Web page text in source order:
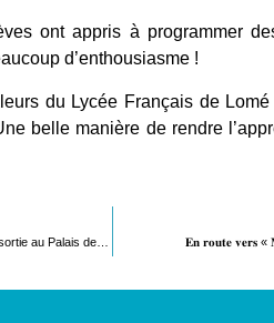
ont appris à programmer
d’enthousiasme !
du Lycée Français de Lomé
belle manière de rendre
𝐄𝐧 𝐫𝐨𝐮𝐭𝐞 𝐯𝐞𝐫𝐬